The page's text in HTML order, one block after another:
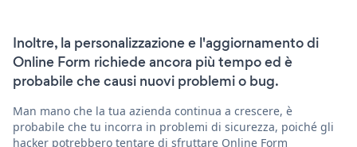
Inoltre, la personalizzazione e l'aggiornamento di
Online Form richiede ancora più tempo ed è
probabile che causi nuovi problemi o bug.
Man mano che la tua azienda continua a crescere, è
probabile che tu incorra in problemi di sicurezza, poiché gli
hacker potrebbero tentare di sfruttare Online Form